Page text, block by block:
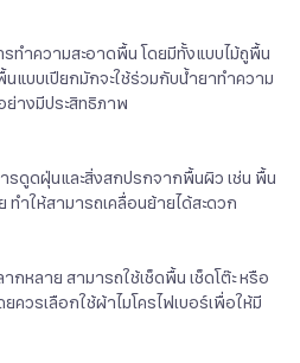
ทำความสะอาดพื้น โดยมีทั้งแบบไม้ถูพื้น
นแบบเปียกมักจะใช้ร่วมกับน้ำยาทำความ
างมีประสิทธิภาพ
ดูดฝุ่นและสิ่งสกปรกจากพื้นผิว เช่น พื้น
ทำให้สามารถเคลื่อนย้ายได้สะดวก
หลาย สามารถใช้เช็ดพื้น เช็ดโต๊ะ หรือ
ควรเลือกใช้ผ้าไมโครไฟเบอร์เพื่อให้มี